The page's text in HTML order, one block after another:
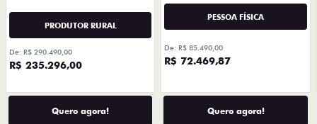
PRODUTOR RURAL
De: R$ 290.490,00
R$ 235.296,00
Quero agora!
PESSOA FÍSICA
De: R$ 85.490,00
R$ 72.469,87
Quero agora!